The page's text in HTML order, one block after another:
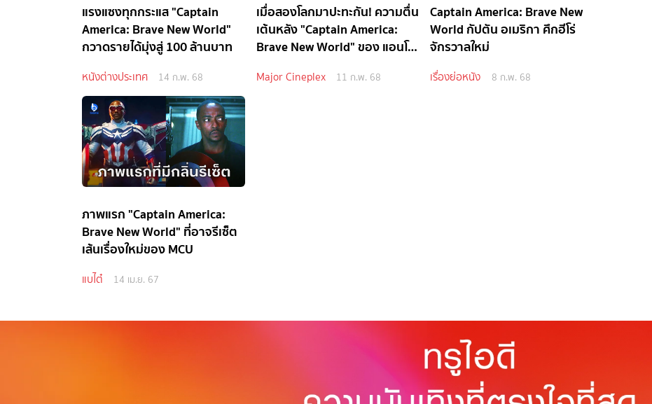
แรงแซงทุกกระแส "Captain
America: Brave New World"
กวาดรายได้มุ่งสู่ 100 ล้านบาท
หนังต่างประเทศ 14 ก.พ. 68
เมื่อสองโลกมาปะทะกัน! ความตื่น
เต้นหลัง "Captain America:
Brave New World" ของ แอนโธ
Major Cineplex 11 ก.พ. 68
Captain America: Brave New
World กัปตัน อเมริกา ศึกฮีโร่
จักรวาลใหม่
เรื่องย่อหนัง 8 ก.พ. 68
ภาพแรก "Captain America:
Brave New World" ที่อาจรีเซ็ต
เส้นเรื่องใหม่ของ MCU
แบไต๋ 14 เม.ย. 67